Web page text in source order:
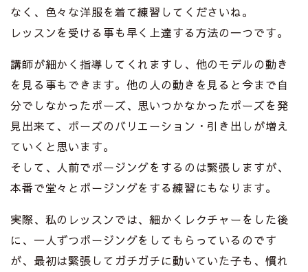
なく、色々な洋服を着て練習してくださいね。
レッスンを受ける事も早く上達する方法の一つです。
講師が細かく指導してくれますし、他のモデルの動き
を見る事もできます。他の人の動きを見ると今まで自
分でしなかったポーズ、思いつかなかったポーズを発
見出来て、ポーズのバリエーション・引き出しが増え
ていくと思います。
そして、人前でポージングをするのは緊張しますが、
本番で堂々とポージングをする練習にもなります。
実際、私のレッスンでは、細かくレクチャーをした後
に、一人ずつポージングをしてもらっているのです
が、最初は緊張してガチガチに動いていた子も、慣れ